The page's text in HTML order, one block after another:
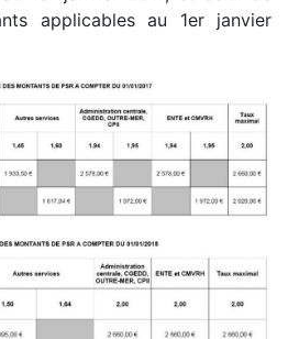
applicables au 1er janvier